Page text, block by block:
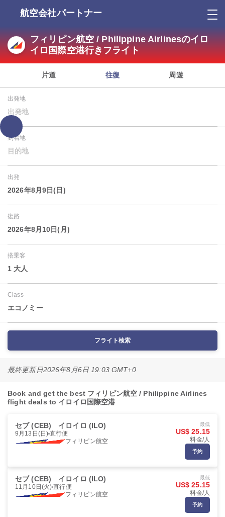
航空会社パートナー
フィリピン航空 / Philippine Airlinesのイロ
イロ国際空港行きフライト
片道 往復 周遊
出発地
出発地
到着地
目的地
出発
2026年8月9日(日)
復路
2026年8月10日(月)
搭乗客
1 大人
Class
エコノミー
フライト検索
最終更新日2026年8月6日 19:03 GMT+0
Book and get the best フィリピン航空 / Philippine Airlines
flight deals to イロイロ国際空港
セブ (CEB) イロイロ (ILO)
9月13日(日) 直行便
フィリピン航空
最低
US$ 25.15
料金/人
予約
セブ (CEB) イロイロ (ILO)
11月10日(火) 直行便
フィリピン航空
最低
US$ 25.15
料金/人
予約